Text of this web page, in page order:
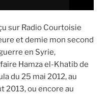
sur Radio Courtoisie
et demie mon second
en Syrie,
Hamza el-Khatib de
du 25 mai 2012, au
2013, ou encore au